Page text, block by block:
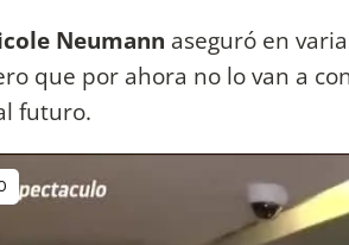
Neumann aseguró en
que por ahora no lo van a
futuro.